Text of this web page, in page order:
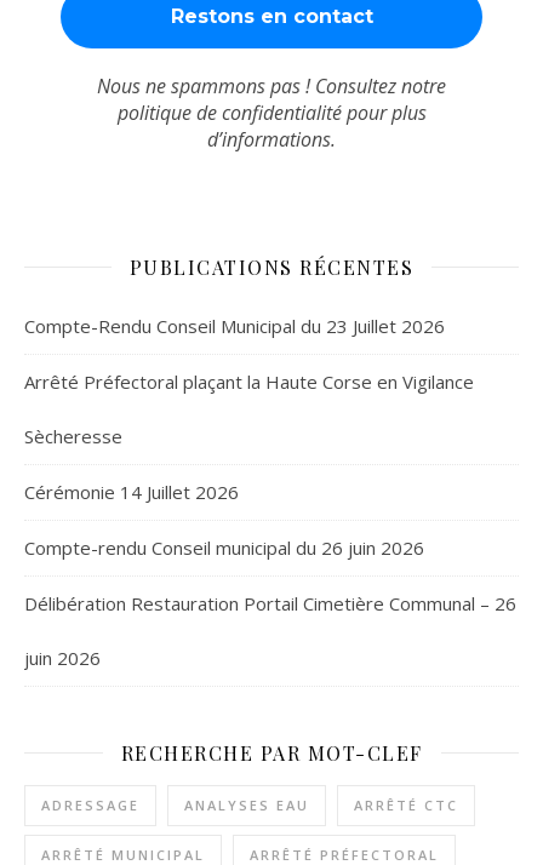
Nous ne spammons pas ! Consultez notre
politique de confidentialitépour plus
d’informations.
PUBLICATIONS RÉCENTES
Compte-Rendu Conseil Municipal du 23 Juillet 2026
Arrêté Préfectoral plaçant la Haute Corse en Vigilance
Sècheresse
Cérémonie 14 Juillet 2026
Compte-rendu Conseil municipal du 26 juin 2026
Délibération Restauration Portail Cimetière Communal – 26
juin 2026
RECHERCHE PAR MOT-CLEF
ADRESSAGE ANALYSES EAU ARRÊTÉ CTC
ARRÊTÉ MUNICIPAL ARRÊTÉ PRÉFECTORAL